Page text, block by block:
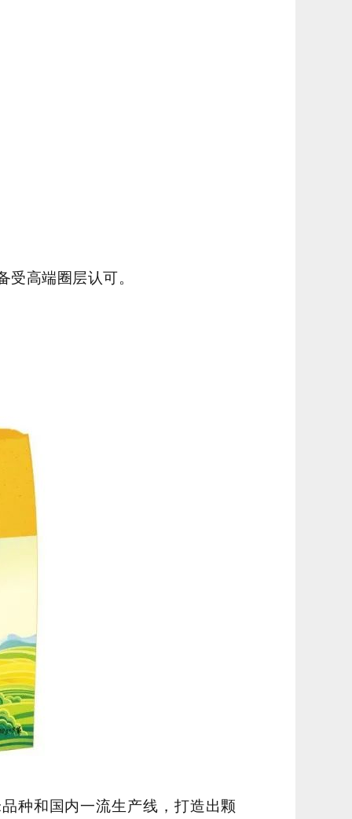
高端圈层认可。
种和国内一流生产线，打造出颗